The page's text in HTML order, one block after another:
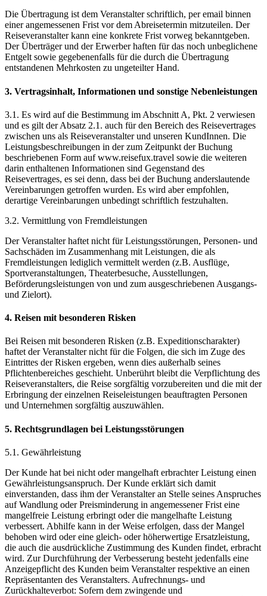
Die Übertragung ist dem Veranstalter schriftlich, per email binnen
einer angemessenen Frist vor dem Abreisetermin mitzuteilen. Der
Reiseveranstalter kann eine konkrete Frist vorweg bekanntgeben.
Der Überträger und der Erwerber haften für das noch unbeglichene
Entgelt sowie gegebenenfalls für die durch die Übertragung
entstandenen Mehrkosten zu ungeteilter Hand.
3. Vertragsinhalt, Informationen und sonstige Nebenleistungen
3.1. Es wird auf die Bestimmung im Abschnitt A, Pkt. 2 verwiesen
und es gilt der Absatz 2.1. auch für den Bereich des Reisevertrages
zwischen uns als Reiseveranstalter und unseren KundInnen. Die
Leistungsbeschreibungen in der zum Zeitpunkt der Buchung
beschriebenen Form auf www.reisefux.travel sowie die weiteren
darin enthaltenen Informationen sind Gegenstand des
Reisevertrages, es sei denn, dass bei der Buchung anderslautende
Vereinbarungen getroffen wurden. Es wird aber empfohlen,
derartige Vereinbarungen unbedingt schriftlich festzuhalten.
3.2. Vermittlung von Fremdleistungen
Der Veranstalter haftet nicht für Leistungsstörungen, Personen- und
Sachschäden im Zusammenhang mit Leistungen, die als
Fremdleistungen lediglich vermittelt werden (z.B. Ausflüge,
Sportveranstaltungen, Theaterbesuche, Ausstellungen,
Beförderungsleistungen von und zum ausgeschriebenen Ausgangs-
und Zielort).
4. Reisen mit besonderen Risken
Bei Reisen mit besonderen Risken (z.B. Expeditionscharakter)
haftet der Veranstalter nicht für die Folgen, die sich im Zuge des
Eintrittes der Risken ergeben, wenn dies außerhalb seines
Pflichtenbereiches geschieht. Unberührt bleibt die Verpflichtung des
Reiseveranstalters, die Reise sorgfältig vorzubereiten und die mit der
Erbringung der einzelnen Reiseleistungen beauftragten Personen
und Unternehmen sorgfältig auszuwählen.
5. Rechtsgrundlagen bei Leistungsstörungen
5.1. Gewährleistung
Der Kunde hat bei nicht oder mangelhaft erbrachter Leistung einen
Gewährleistungsanspruch. Der Kunde erklärt sich damit
einverstanden, dass ihm der Veranstalter an Stelle seines Anspruches
auf Wandlung oder Preisminderung in angemessener Frist eine
mangelfreie Leistung erbringt oder die mangelhafte Leistung
verbessert. Abhilfe kann in der Weise erfolgen, dass der Mangel
behoben wird oder eine gleich- oder höherwertige Ersatzleistung,
die auch die ausdrückliche Zustimmung des Kunden findet, erbracht
wird. Zur Durchführung der Verbesserung besteht jedenfalls eine
Anzeigepflicht des Kunden beim Veranstalter respektive an einen
Repräsentanten des Veranstalters. Aufrechnungs- und
Zurückhalteverbot: Sofern dem zwingende und